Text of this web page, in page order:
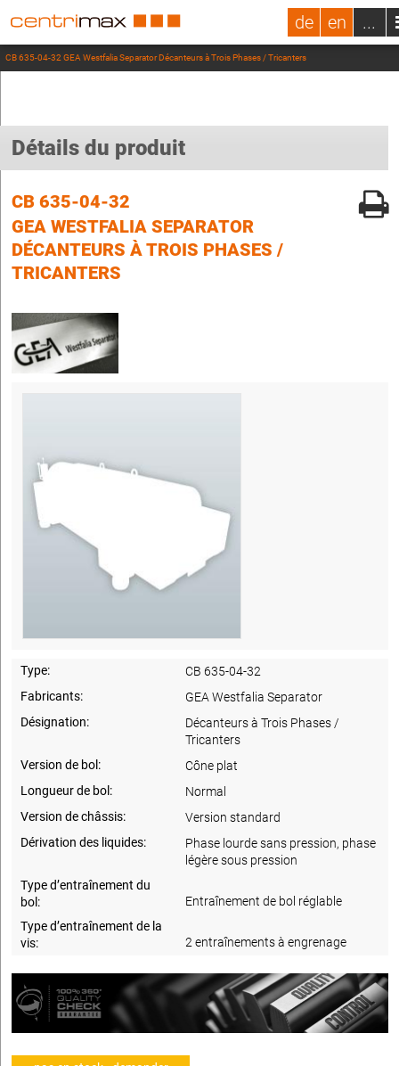
de en ...
CB 635-04-32 GEA Westfalia Separator Décanteurs à Trois Phases / Tricanters
Détails du produit
CB 635-04-32
GEA WESTFALIA SEPARATOR
DÉCANTEURS À TROIS PHASES /
TRICANTERS
Type:
CB 635-04-32
Fabricants:
GEA Westfalia Separator
Désignation:
Décanteurs à Trois Phases /
Tricanters
Version de bol:
Cône plat
Longueur de bol:
Normal
Version de châssis:
Version standard
Dérivation des liquides:
Phase lourde sans pression, phase
légère sous pression
Type d’entraînement du
bol:
Entraînement de bol réglable
Type d’entraînement de la
vis:
2 entraînements à engrenage